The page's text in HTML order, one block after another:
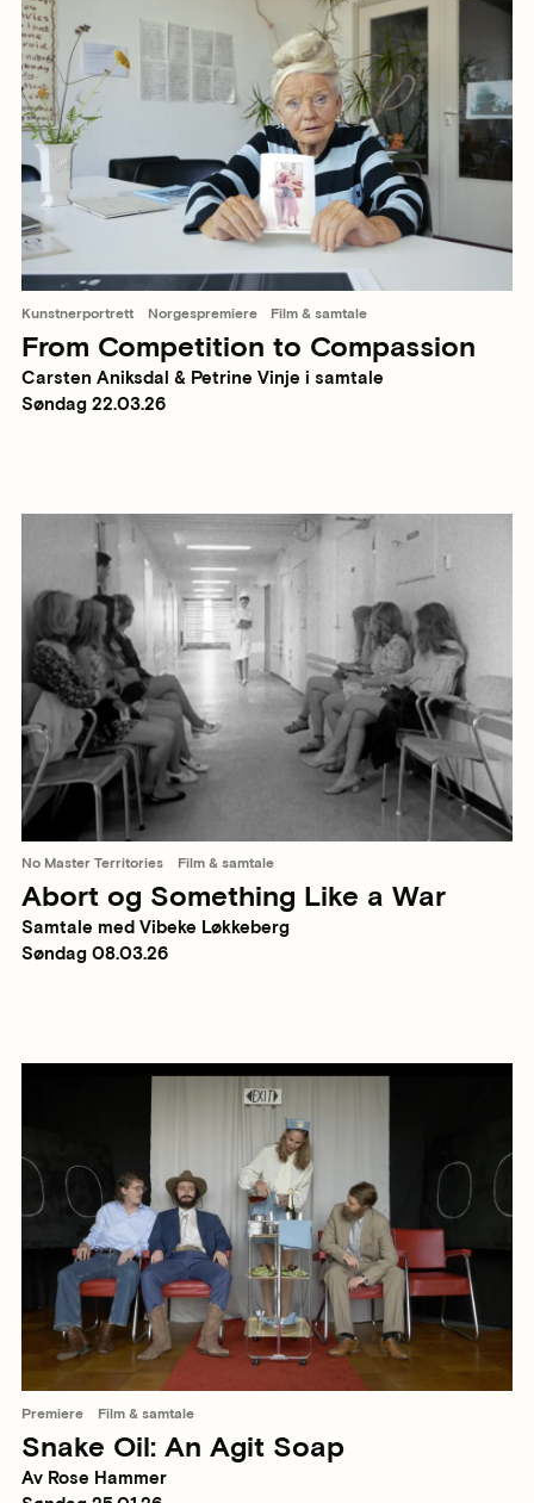
Kunstnerportrett Norgespremiere Film & samtale
From Competition to Compassion
Carsten Aniksdal & Petrine Vinje i samtale
Søndag 22.03.26
No Master Territories Film & samtale
Abort og Something Like a War
Samtale med Vibeke Løkkeberg
Søndag 08.03.26
Premiere Film & samtale
Snake Oil: An Agit Soap
Av Rose Hammer